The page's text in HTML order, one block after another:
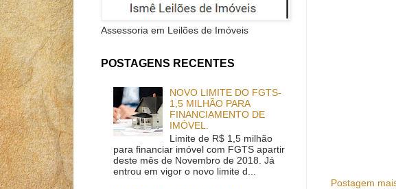
Postagem
Assessoria em Leilões de Imóveis
POSTAGENS RECENTES
NOVO LIMITE DO FGTS-
1,5 MILHÃO PARA
FINANCIAMENTO DE
IMÓVEL.
Limite de R$ 1,5 milhão
para financiar imóvel com FGTS apartir
deste mês de Novembro de 2018. Já
entrou em vigor o novo limite d...